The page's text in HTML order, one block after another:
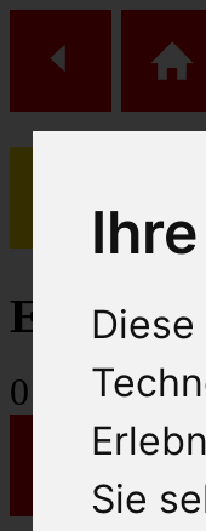
Sie
(0)
Einkaufs
0 Artikel